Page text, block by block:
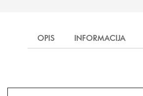
OPIS INFORMACIJA